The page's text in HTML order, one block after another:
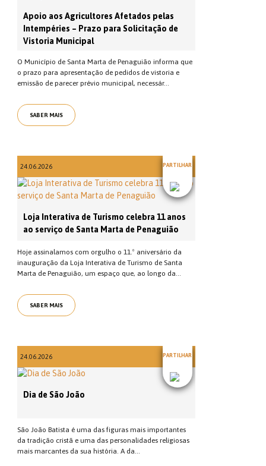
Apoio aos Agricultores Afetados pelas
Intempéries – Prazo para Solicitação de
Vistoria Municipal
O Município de Santa Marta de Penaguião informa que
o prazo para apresentação de pedidos de vistoria e
emissão de parecer prévio municipal, necessár...
SABER MAIS
24.06.2026 PARTILHAR
Loja Interativa de Turismo celebra 11 anos
ao serviço de Santa Marta de Penaguião
Hoje assinalamos com orgulho o 11.º aniversário da
inauguração da Loja Interativa de Turismo de Santa
Marta de Penaguião, um espaço que, ao longo da...
SABER MAIS
24.06.2026 PARTILHAR
Dia de São João
São João Batista é uma das figuras mais importantes
da tradição cristã e uma das personalidades religiosas
mais marcantes da sua história. A da...